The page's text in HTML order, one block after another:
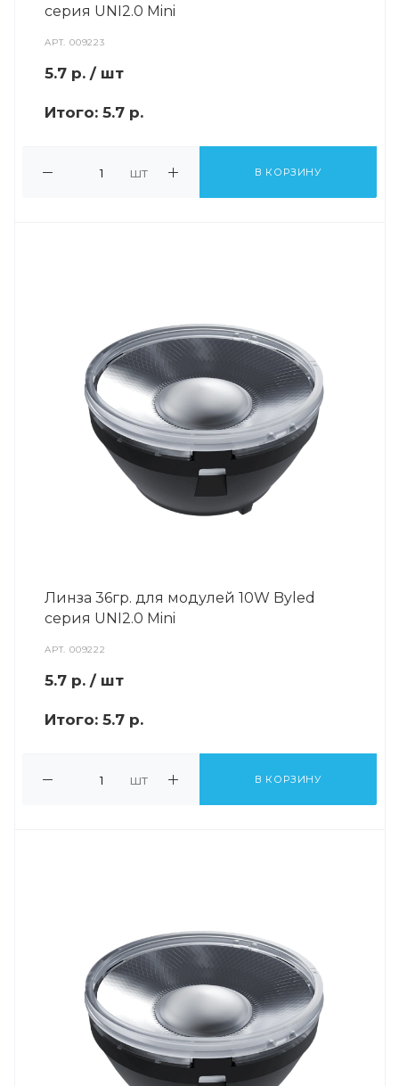
серия UNI2.0 Mini
АРТ.009223
5.7 р. / шт
Итого: 5.7 р.
шт В КОРЗИНУ
Линза 36гр. для модулей 10W Byled
серия UNI2.0 Mini
АРТ.009222
5.7 р. / шт
Итого: 5.7 р.
шт В КОРЗИНУ